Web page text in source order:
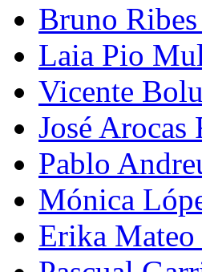
Bruno
Laia Pio
Vicente
José Arocas
Pablo
Mónica
Erika